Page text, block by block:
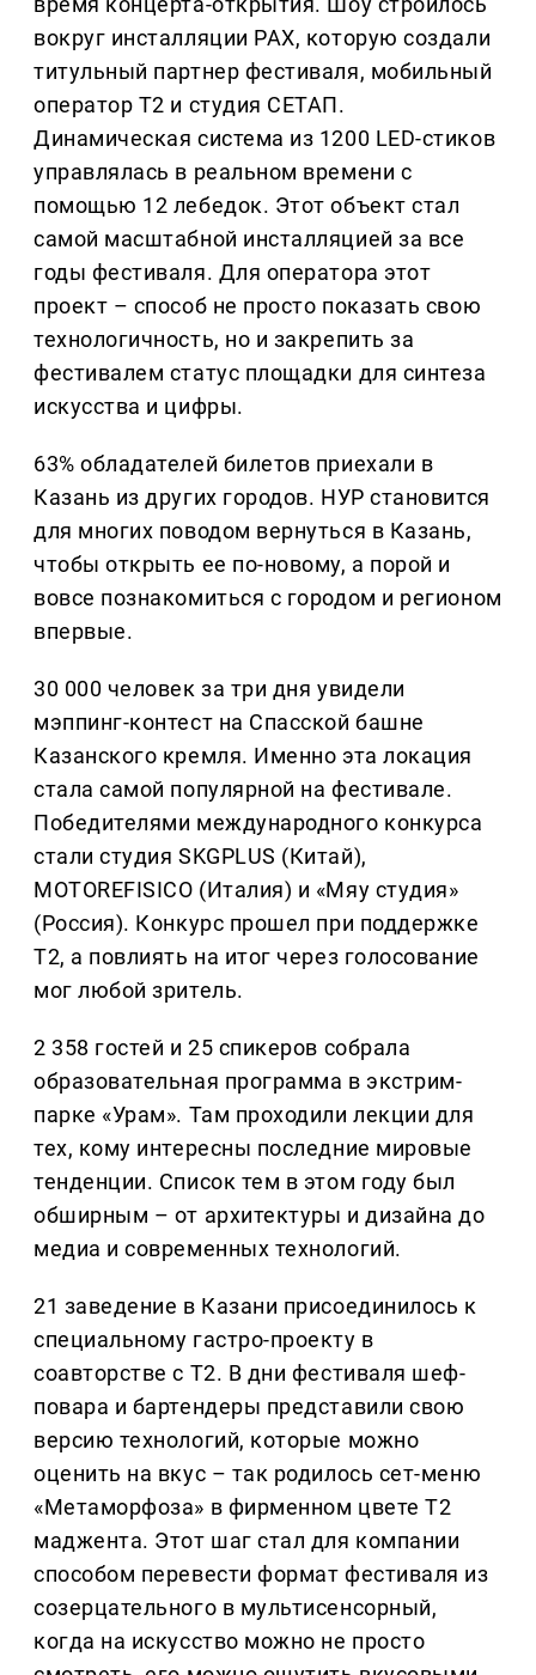
вокруг инсталляции PAX, которую создали
титульный партнер фестиваля, мобильный
оператор Т2 и студия СЕТАП.
Динамическая система из 1200 LED-стиков
управлялась в реальном времени с
помощью 12 лебедок. Этот объект стал
самой масштабной инсталляцией за все
годы фестиваля. Для оператора этот
проект – способ не просто показать свою
технологичность, но и закрепить за
фестивалем статус площадки для синтеза
искусства и цифры.
63% обладателей билетов приехали в
Казань из других городов. НУР становится
для многих поводом вернуться в Казань,
чтобы открыть ее по-новому, а порой и
вовсе познакомиться с городом и регионом
впервые.
30 000 человек за три дня увидели
мэппинг-контест на Спасской башне
Казанского кремля. Именно эта локация
стала самой популярной на фестивале.
Победителями международного конкурса
стали студия SKGPLUS (Китай),
MOTOREFISICO (Италия) и «Мяу студия»
(Россия). Конкурс прошел при поддержке
Т2, а повлиять на итог через голосование
мог любой зритель.
2 358 гостей и 25 спикеров собрала
образовательная программа в экстрим-
парке «Урам». Там проходили лекции для
тех, кому интересны последние мировые
тенденции. Список тем в этом году был
обширным – от архитектуры и дизайна до
медиа и современных технологий.
21 заведение в Казани присоединилось к
специальному гастро-проекту в
соавторстве с Т2. В дни фестиваля шеф-
повара и бартендеры представили свою
версию технологий, которые можно
оценить на вкус – так родилось сет-меню
«Метаморфоза» в фирменном цвете Т2
маджента. Этот шаг стал для компании
способом перевести формат фестиваля из
созерцательного в мультисенсорный,
когда на искусство можно не просто